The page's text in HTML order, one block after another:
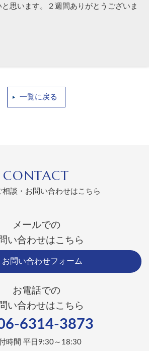
思います。２週間ありがとうございま
一覧に戻る
CONTACT
相談・お問い合わせはこちら
メールでの
い合わせはこちら
お問い合わせフォーム
お電話での
い合わせはこちら
6314-3873
時間 平日9:30～18:30